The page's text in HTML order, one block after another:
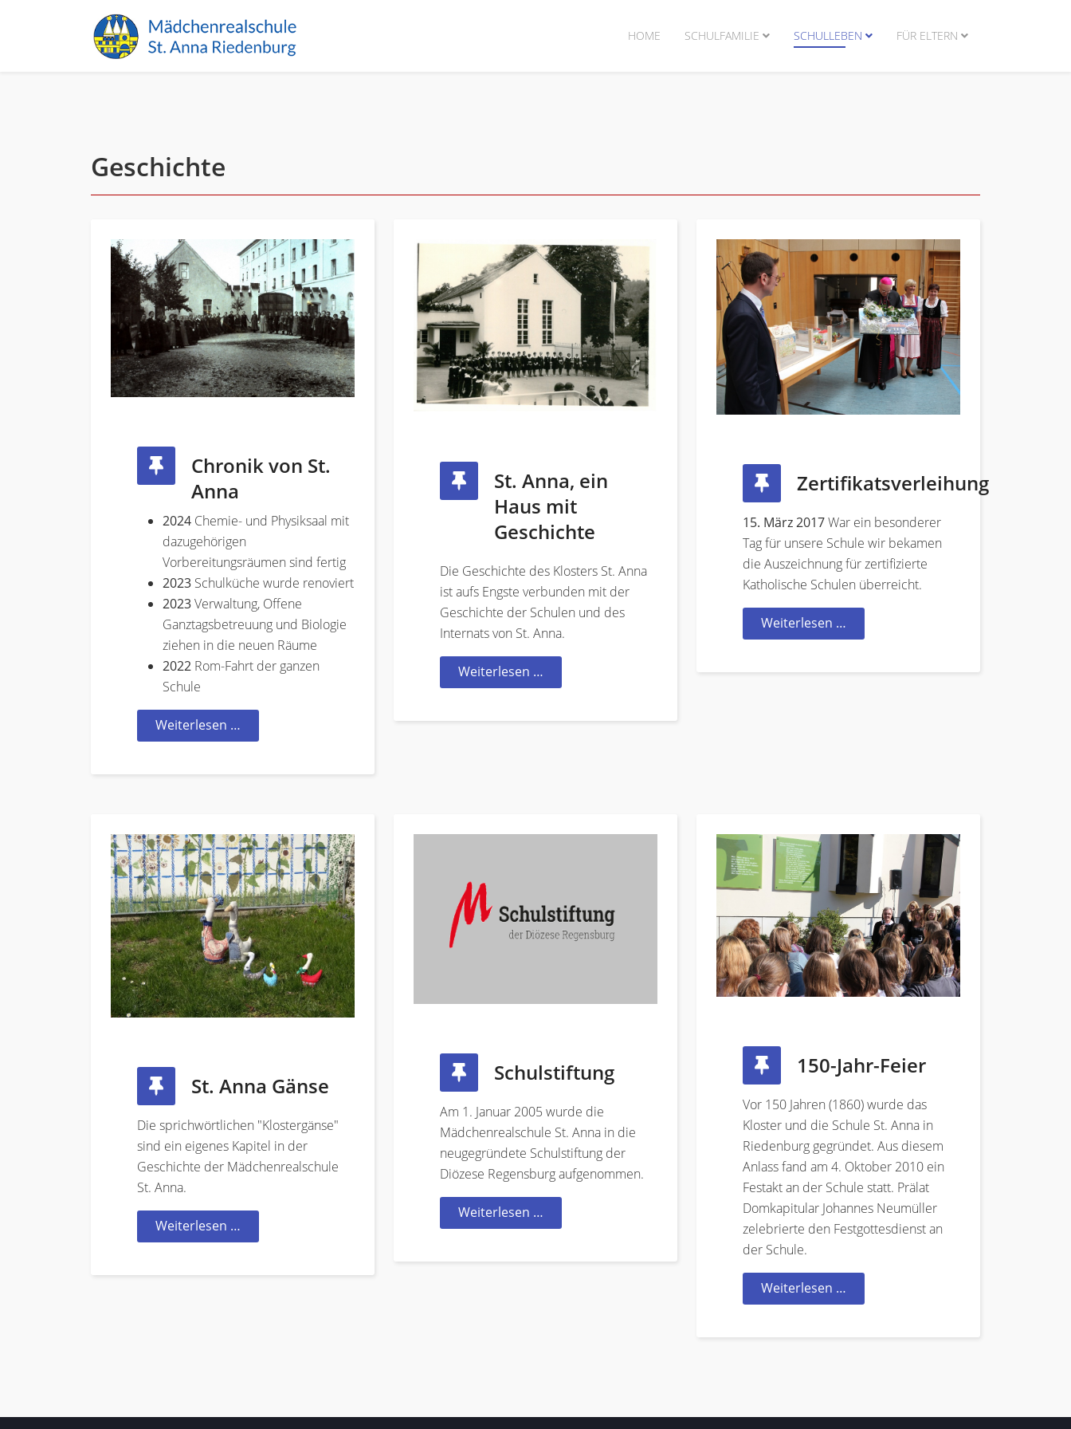
HOME SCHULFAMILIE SCHULLEBEN FÜR ELTERN
Geschichte
Chronik von St.
Anna
2024 Chemie- und Physiksaal mit
dazugehörigen
Vorbereitungsräumen sind fertig
2023 Schulküche wurde renoviert
2023Verwaltung, Offene
Ganztagsbetreuung und Biologie
ziehen in die neuen Räume
2022 Rom-Fahrt der ganzen
Schule
Weiterlesen …
St. Anna, ein
Haus mit
Geschichte
Die Geschichte des Klosters St. Anna
ist aufs Engste verbunden mit der
Geschichte der Schulen und des
Internats von St. Anna.
Weiterlesen …
Zertifikatsverleihung
15. März 2017War ein besonderer
Tag für unsere Schule wir bekamen
die Auszeichnung für zertifizierte
Katholische Schulen überreicht.
Weiterlesen …
St. Anna Gänse
Die sprichwörtlichen "Klostergänse"
sind ein eigenes Kapitel in der
Geschichte der Mädchenrealschule
St. Anna.
Weiterlesen …
Schulstiftung
Am 1. Januar 2005 wurde die
Mädchenrealschule St. Anna in die
neugegründete Schulstiftung der
Diözese Regensburg aufgenommen.
Weiterlesen …
150-Jahr-Feier
Vor 150 Jahren (1860) wurde das
Kloster und die Schule St. Anna in
Riedenburg gegründet. Aus diesem
Anlass fand am 4. Oktober 2010 ein
Festakt an der Schule statt. Prälat
Domkapitular Johannes Neumüller
zelebrierte den Festgottesdienst an
der Schule.
Weiterlesen …